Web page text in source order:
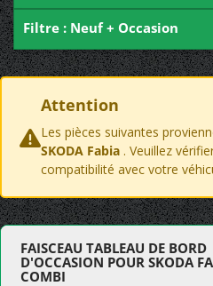
Filtre : Neuf + Occasion
Attention
Les pièces suivantes
SKODA Fabia . Veuillez
compatibilité avec votre
FAISCEAU TABLEAU DE BORD
D'OCCASION POUR SKODA
COMBI